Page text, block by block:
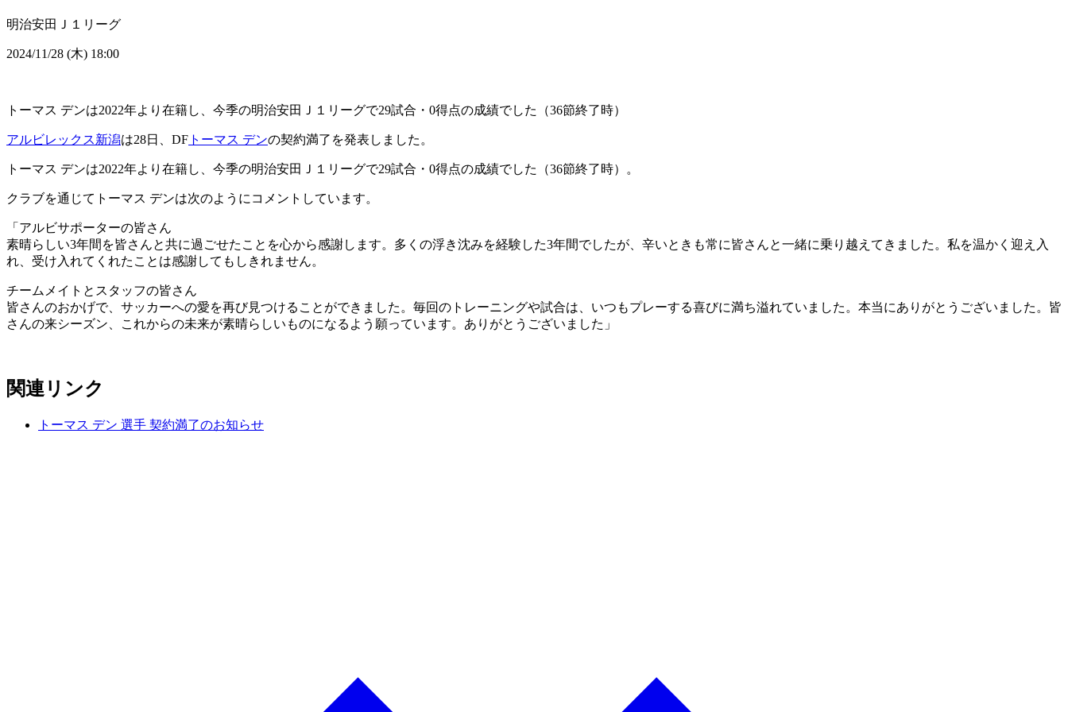
明治安田Ｊ１リーグ
2024/11/28 (木) 18:00
トーマス デンは2022年より在籍し、今季の明治安田Ｊ１リーグで29試合・0得点の成績でした（36節終了時）
アルビレックス新潟は28日、DF トーマス デンの契約満了を発表しました。
トーマス デンは2022年より在籍し、今季の明治安田Ｊ１リーグで29試合・0得点の成績でした（36節終了時）。
クラブを通じてトーマス デンは次のようにコメントしています。
「アルビサポーターの皆さん
素晴らしい3年間を皆さんと共に過ごせたことを心から感謝します。多くの浮き沈みを経験した3年間でしたが、辛いときも常に皆さんと一緒に乗り越えてきました。私を温かく迎え入
れ、受け入れてくれたことは感謝してもしきれません。
チームメイトとスタッフの皆さん
皆さんのおかげで、サッカーへの愛を再び見つけることができました。毎回のトレーニングや試合は、いつもプレーする喜びに満ち溢れていました。本当にありがとうございました。皆
さんの来シーズン、これからの未来が素晴らしいものになるよう願っています。ありがとうございました」
関連リンク
トーマス デン 選手 契約満了のお知らせ